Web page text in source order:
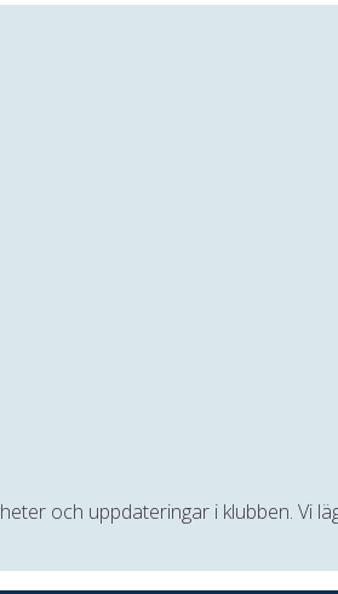
och uppdateringar i klubben. Vi